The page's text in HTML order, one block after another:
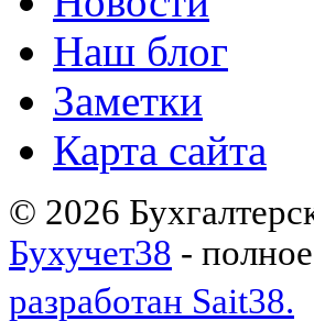
Наш блог
Заметки
Карта сайта
© 2026
Бухучет38 -
разработан Sait38.